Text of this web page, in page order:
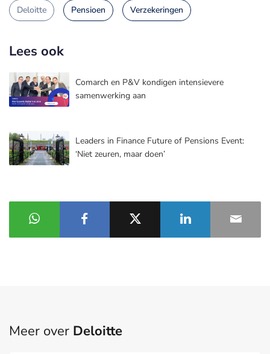
Deloitte Pensioen Verzekeringen
Lees ook
Comarch en P&V kondigen intensievere
samenwerking aan
Leaders in Finance Future of Pensions Event:
‘Niet zeuren, maar doen’
Meer over Deloitte